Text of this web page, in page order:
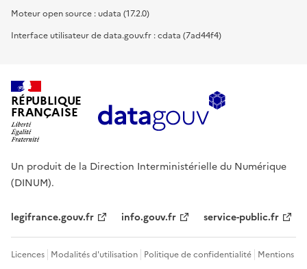
Moteur open source : udata (17.2.0)
Interface utilisateur de data.gouv.fr : cdata (7ad44f4)
RÉPUBLIQUE
FRANÇAISE
Un produit de la Direction Interministérielle du Numérique
(DINUM).
legifrance.gouv.fr info.gouv.fr service-public.fr
Licences Modalités d'utilisation Politique de confidentialité Mentions